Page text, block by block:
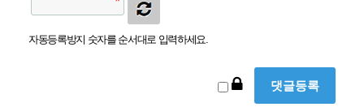
자동등록방지 숫자를 순서대로 입력하세요.